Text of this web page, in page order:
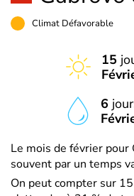
Climat Défavorable
15
6
Le mois de février pour
souvent par un temps
On peut compter sur